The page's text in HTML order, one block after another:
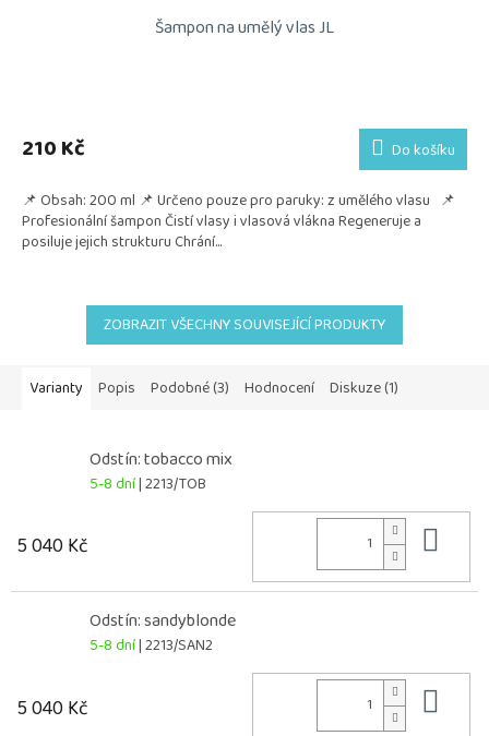
Šampon na umělý vlas JL
210 Kč Do košíku
📌 Obsah: 200 ml 📌 Určeno pouze pro paruky: z umělého vlasu 📌
Profesionální šampon Čistí vlasy i vlasová vlákna Regeneruje a
posiluje jejich strukturu Chrání...
ZOBRAZIT VŠECHNY SOUVISEJÍCÍ PRODUKTY
Varianty Popis Podobné (3) Hodnocení Diskuze (1)
Odstín: tobacco mix
5-8 dní| 2213/TOB
5 040 Kč
Odstín: sandyblonde
5-8 dní| 2213/SAN2
5 040 Kč